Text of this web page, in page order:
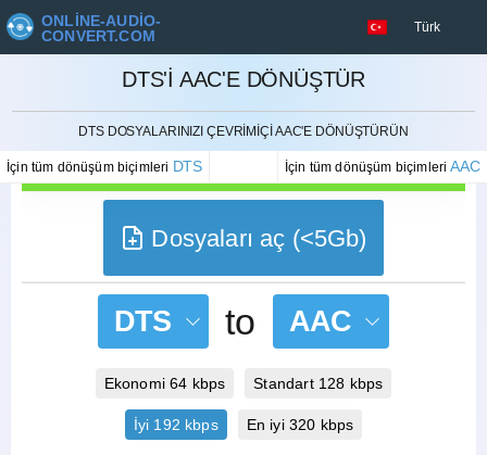
ONLINE-AUDIO-
CONVERT.COM
Türk
DTS'I AAC'E DÖNÜŞTÜR
DTS DOSYALARINIZI ÇEVRIMIÇI AAC'E DÖNÜŞTÜRÜN
İçin tüm dönüşüm biçimleri DTS İçin tüm dönüşüm biçimleriAAC
İPTAL ETMEK
Dosyaları aç (<5Gb)
DTS to AAC
Ekonomi 64 kbps Standart 128 kbps
İyi 192 kbps En iyi 320 kbps